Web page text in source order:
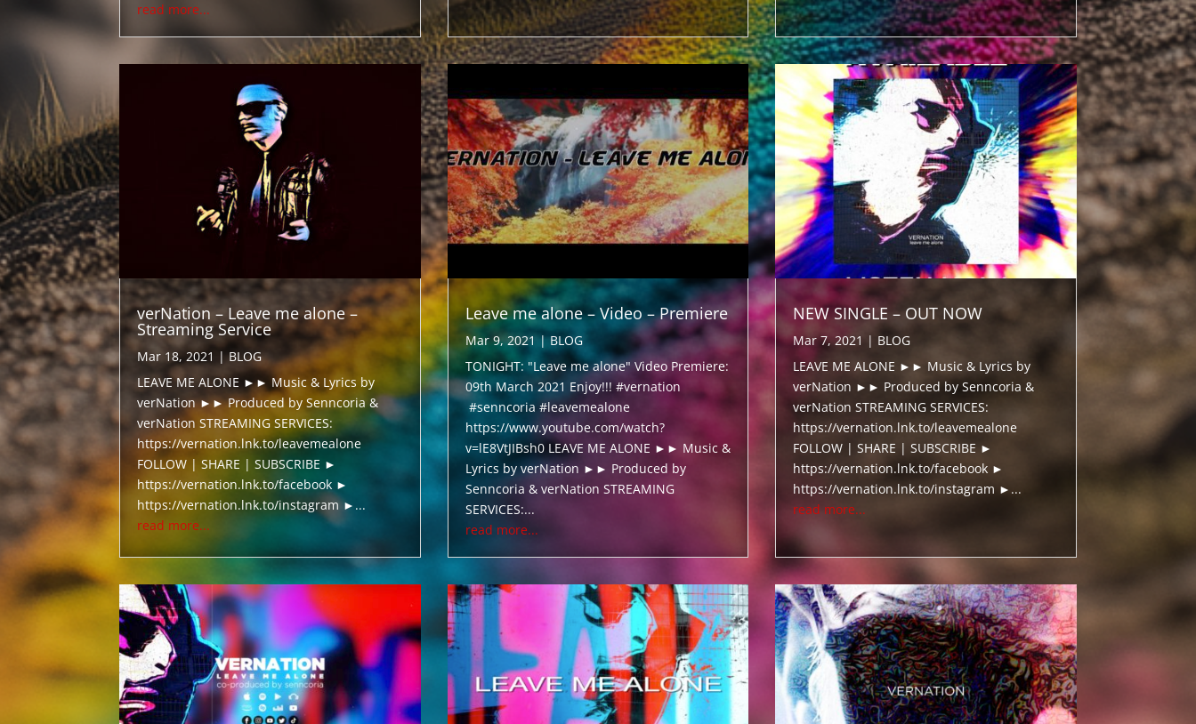
read more...
verNation – Leave me alone –
Streaming Service
Mar 18, 2021 |BLOG
LEAVE ME ALONE ►► Music & Lyrics by
verNation ►► Produced by Senncoria &
verNation STREAMING SERVICES:
https://vernation.lnk.to/leavemealone
FOLLOW | SHARE | SUBSCRIBE ►
https://vernation.lnk.to/facebook ►
https://vernation.lnk.to/instagram ►...
read more...
Leave me alone – Video – Premiere
Mar 9, 2021|BLOG
TONIGHT: "Leave me alone" Video Premiere:
09th March 2021 Enjoy!!! #vernation
#senncoria #leavemealone
https://www.youtube.com/watch?
v=lE8VtJIBsh0 LEAVE ME ALONE ►► Music &
Lyrics by verNation ►► Produced by
Senncoria & verNation STREAMING
SERVICES:...
read more...
NEW SINGLE – OUT NOW
Mar 7, 2021 | BLOG
LEAVE ME ALONE ►► Music & Lyrics by
verNation ►► Produced by Senncoria &
verNation STREAMING SERVICES:
https://vernation.lnk.to/leavemealone
FOLLOW | SHARE | SUBSCRIBE ►
https://vernation.lnk.to/facebook ►
https://vernation.lnk.to/instagram ►...
read more...